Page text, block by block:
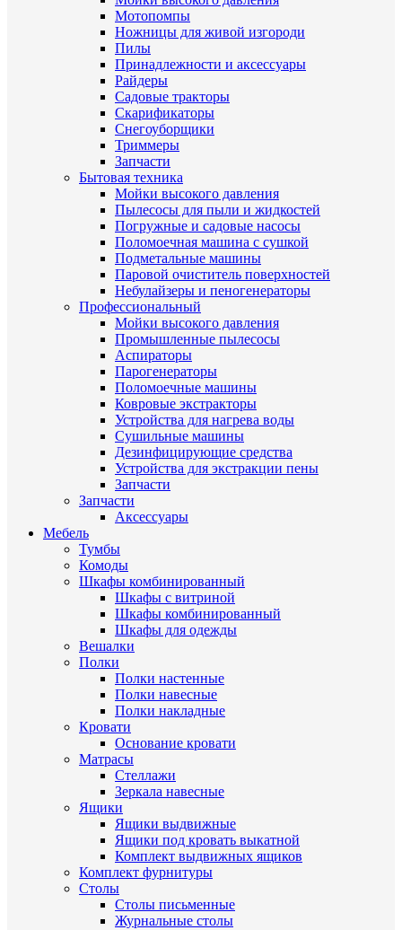
Мотопомпы
Ножницы для живой изгороди
Пилы
Принадлежности и аксессуары
Райдеры
Садовые тракторы
Скарификаторы
Снегоуборщики
Триммеры
Запчасти
Бытовая техника
Мойки высокого давления
Пылесосы для пыли и жидкостей
Погружные и садовые насосы
Поломоечная машина с сушкой
Подметальные машины
Паровой очиститель поверхностей
Небулайзеры и пеногенераторы
Профессиональный
Мойки высокого давления
Промышленные пылесосы
Аспираторы
Парогенераторы
Поломоечные машины
Ковровые экстракторы
Устройства для нагрева воды
Сушильные машины
Дезинфицирующие средства
Устройства для экстракции пены
Запчасти
Запчасти
Аксессуары
Мебель
Тумбы
Комоды
Шкафы комбинированный
Шкафы с витриной
Шкафы комбинированный
Шкафы для одежды
Вешалки
Полки
Полки настенные
Полки навесные
Полки накладные
Кровати
Основание кровати
Матрасы
Стеллажи
Зеркала навесные
Ящики
Ящики выдвижные
Ящики под кровать выкатной
Комплект выдвижных ящиков
Комплект фурнитуры
Столы
Столы письменные
Журнальные cтолы